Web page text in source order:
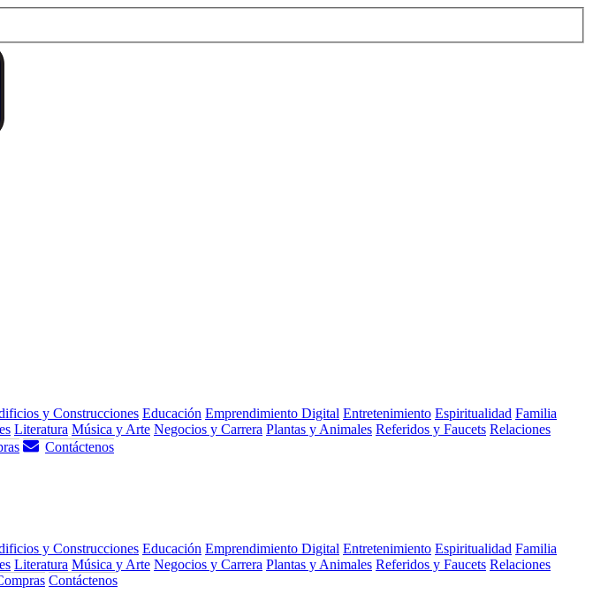
y Construcciones Educación Emprendimiento Digital Entretenimiento Espiritualidad Familia
Literatura Música y Arte Negocios y Carrera Plantas y Animales Referidos y Faucets Relaciones
Contáctenos
y Construcciones Educación Emprendimiento Digital Entretenimiento Espiritualidad Familia
Literatura Música y Arte Negocios y Carrera Plantas y Animales Referidos y Faucets Relaciones
Contáctenos